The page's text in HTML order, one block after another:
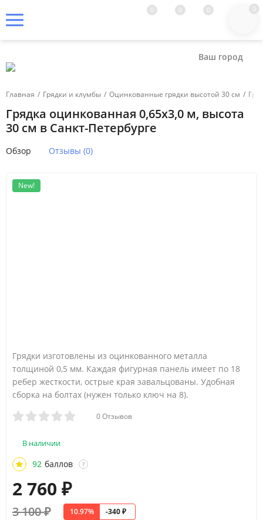
0 0 0 0
Ваш город
Главная / Грядки и клумбы / Оцинкованные грядки высотой 30 см /
Грядка оцинкованная 0,65х3,0 м, высота
30 см в Санкт-Петербурге
Обзор Отзывы (0)
New!
Грядки изготовлены из оцинкованного металла
толщиной 0,5 мм. Каждая фигурная панель имеет по 18
ребер жесткости, острые края завальцованы. ​Удобная
сборка на болтах (нужен только ключ на 8).
0 Отзывов
В наличии
92 баллов ?
2 760 ₽
3 100₽ 10.97% -340₽